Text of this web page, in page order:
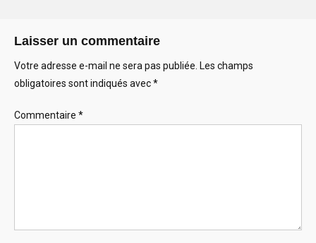
Laisser un commentaire
Votre adresse e-mail ne sera pas publiée. Les champs
obligatoires sont indiqués avec*
Commentaire *